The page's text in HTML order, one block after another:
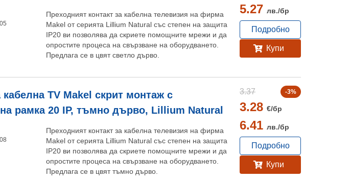
Преходният контакт за кабелна телевизия на фирма
Makel от серията Lillium Natural със степен на защита
IP20 ви позволява да скриете помощните мрежи и да
опростите процеса на свързване на оборудването.
Предлага се в цвят светло дърво.
5.27 лв./бр
Подробно
Купи
кабелна TV Makel скрит монтаж с
рамка 20 IP, тъмно дърво, Lillium Natural
Преходният контакт за кабелна телевизия на фирма
Makel от серията Lillium Natural със степен на защита
IP20 ви позволява да скриете помощните мрежи и да
опростите процеса на свързване на оборудването.
Предлага се в цвят тъмно дърво.
-3%
3.37
3.28 €/бр
6.41 лв./бр
Подробно
Купи